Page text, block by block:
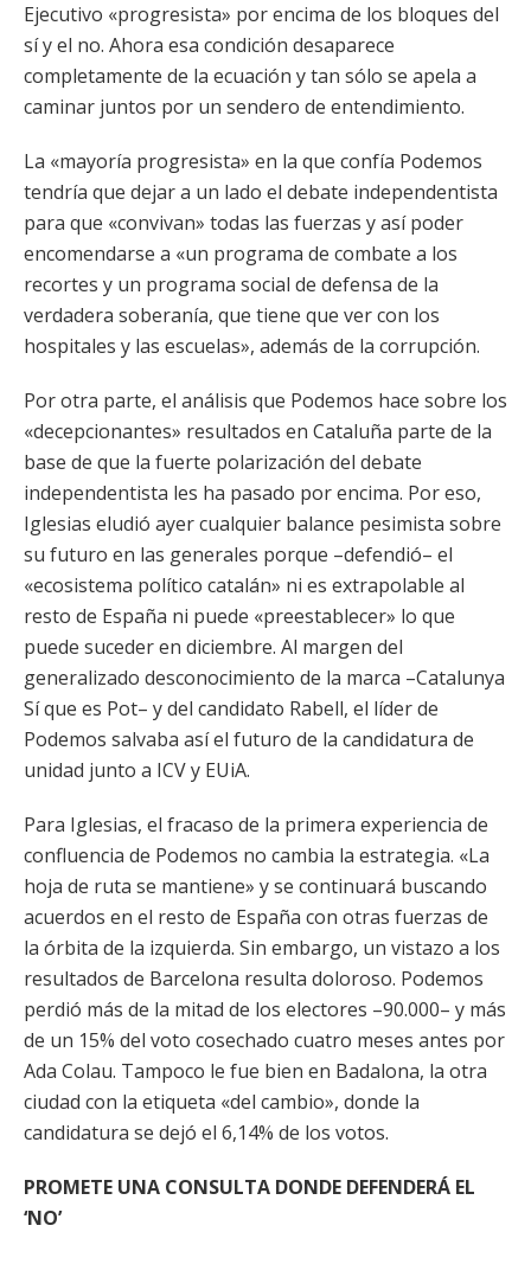
Ejecutivo «progresista» por encima de los bloques del
sí y el no. Ahora esa condición desaparece
completamente de la ecuación y tan sólo se apela a
caminar juntos por un sendero de entendimiento.
La «mayoría progresista» en la que confía Podemos
tendría que dejar a un lado el debate independentista
para que «convivan» todas las fuerzas y así poder
encomendarse a «un programa de combate a los
recortes y un programa social de defensa de la
verdadera soberanía, que tiene que ver con los
hospitales y las escuelas», además de la corrupción.
Por otra parte, el análisis que Podemos hace sobre los
«decepcionantes» resultados en Cataluña parte de la
base de que la fuerte polarización del debate
independentista les ha pasado por encima. Por eso,
Iglesias eludió ayer cualquier balance pesimista sobre
su futuro en las generales porque –defendió– el
«ecosistema político catalán» ni es extrapolable al
resto de España ni puede «preestablecer» lo que
puede suceder en diciembre. Al margen del
generalizado desconocimiento de la marca –Catalunya
Sí que es Pot– y del candidato Rabell, el líder de
Podemos salvaba así el futuro de la candidatura de
unidad junto a ICV y EUiA.
Para Iglesias, el fracaso de la primera experiencia de
confluencia de Podemos no cambia la estrategia. «La
hoja de ruta se mantiene» y se continuará buscando
acuerdos en el resto de España con otras fuerzas de
la órbita de la izquierda. Sin embargo, un vistazo a los
resultados de Barcelona resulta doloroso. Podemos
perdió más de la mitad de los electores –90.000– y más
de un 15% del voto cosechado cuatro meses antes por
Ada Colau. Tampoco le fue bien en Badalona, la otra
ciudad con la etiqueta «del cambio», donde la
candidatura se dejó el 6,14% de los votos.
PROMETE UNA CONSULTA DONDE DEFENDERÁ EL
‘NO’